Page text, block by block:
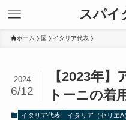
スパイ
ホーム 国 イタリア代表
【2023年
トーニの着
2024
6/12
イタリア代表 イタリア（セリエA